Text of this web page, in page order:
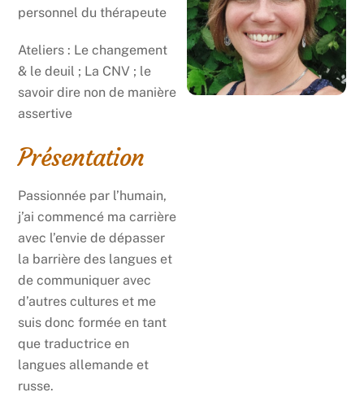
personnel du thérapeute
Ateliers : Le changement
& le deuil ; La CNV ; le
savoir dire non de manière
assertive
Présentation
Passionnée par l’humain,
j’ai commencé ma carrière
avec l’envie de dépasser
la barrière des langues et
de communiquer avec
d’autres cultures et me
suis donc formée en tant
que traductrice en
langues allemande et
russe.